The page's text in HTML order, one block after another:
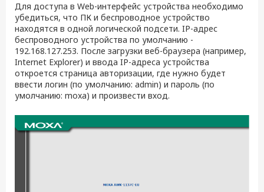
Для доступа в Web-интерфейс устройства необходимо
убедиться, что ПК и беспроводное устройство
находятся в одной логической подсети. IP-адрес
беспроводного устройства по умолчанию -
192.168.127.253. После загрузки веб-браузера (например,
Internet Explorer) и ввода IP-адреса устройства
откроется страница авторизации, где нужно будет
ввести логин (по умолчанию: admin) и пароль (по
умолчанию: moxa) и произвести вход.